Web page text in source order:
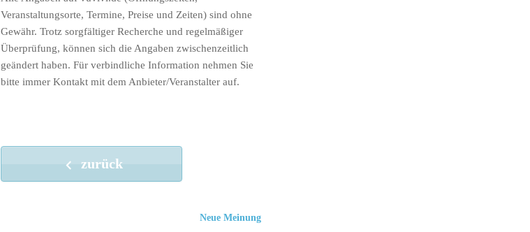
Veranstaltungsorte, Termine, Preise und Zeiten) sind ohne
Gewähr. Trotz sorgfältiger Recherche und regelmäßiger
Überprüfung, können sich die Angaben zwischenzeitlich
geändert haben. Für verbindliche Information nehmen Sie
bitte immer Kontakt mit dem Anbieter/Veranstalter auf.
zurück
Neue Meinung